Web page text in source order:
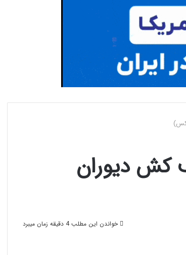
کش دیوران
خواندن این مطلب 4 دقیقه زمان میبرد